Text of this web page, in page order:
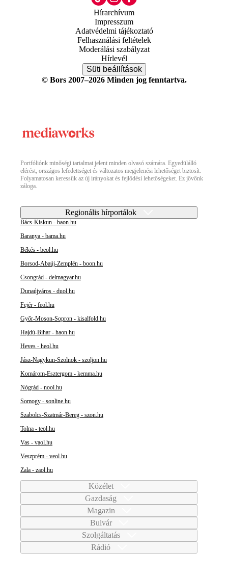
Hírarchívum
Impresszum
Adatvédelmi tájékoztató
Felhasználási feltételek
Moderálási szabályzat
Hírlevél
Süti beállítások
© Bors 2007–2026 Minden jog fenntartva.
Portfóliónk minőségi tartalmat jelent minden olvasó számára. Egyedülálló
elérést, országos lefedettséget és változatos megjelenési lehetőséget biztosít.
Folyamatosan keressük az új irányokat és fejlődési lehetőségeket. Ez jövőnk
záloga.
Regionális hírportálok
Bács-Kiskun - baon.hu
Baranya - bama.hu
Békés - beol.hu
Borsod-Abaúj-Zemplén - boon.hu
Csongrád - delmagyar.hu
Dunaújváros - duol.hu
Fejér - feol.hu
Győr-Moson-Sopron - kisalfold.hu
Hajdú-Bihar - haon.hu
Heves - heol.hu
Jász-Nagykun-Szolnok - szoljon.hu
Komárom-Esztergom - kemma.hu
Nógrád - nool.hu
Somogy - sonline.hu
Szabolcs-Szatmár-Bereg - szon.hu
Tolna - teol.hu
Vas - vaol.hu
Veszprém - veol.hu
Zala - zaol.hu
Közélet
Gazdaság
Magazin
Bulvár
Szolgáltatás
Rádió